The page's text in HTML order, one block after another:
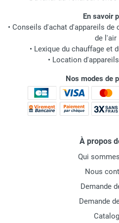
En savoir
• Conseils d'achat d'appareils de
de l'air
• Lexique du chauffage et
• Location
Nos modes de
À propos
Qui
Nous
Demande
Demande